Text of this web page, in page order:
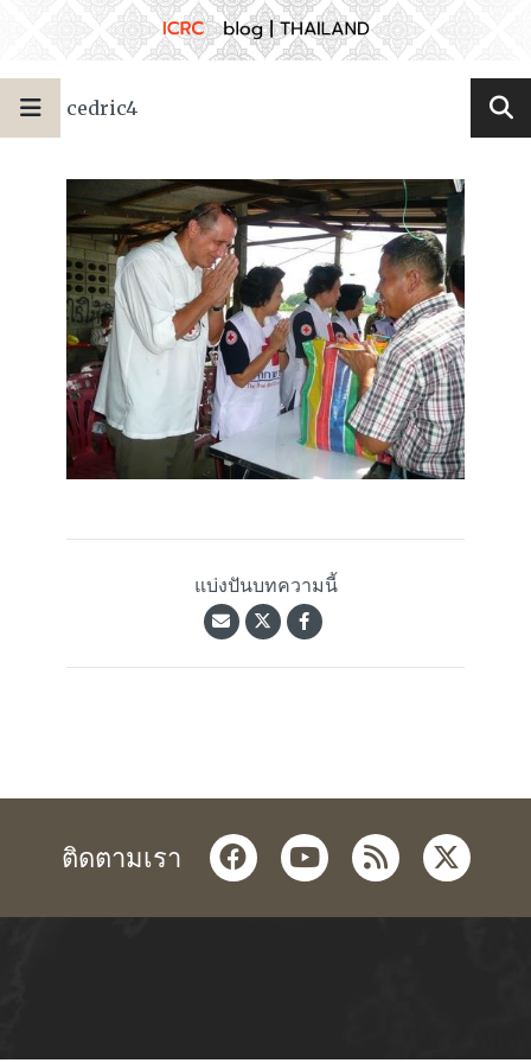
cedric4
แบ่งปันบทความนี้
ติดตามเรา facebookyoutube
rss twitter